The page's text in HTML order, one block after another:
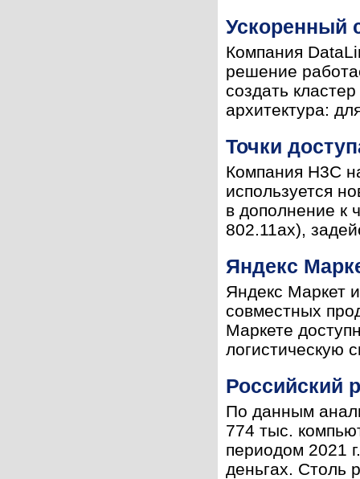
Ускоренный
Компания
решение
создать
архитектура:
Точки
Компания H3C
используется
в дополнение к
802.11ax),
Яндекс
Яндекс Маркет
совместных
Маркете
логистическую
Российский
По данным
774 тыс.
периодом 2021
деньгах. Столь